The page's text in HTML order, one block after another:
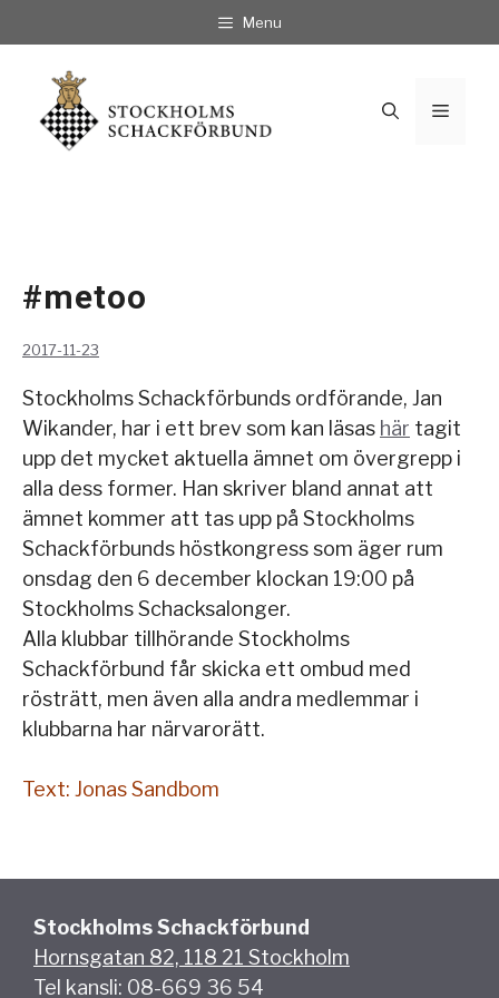
till
innehåll
Menu
Meny
#metoo
2017-11-23
Stockholms Schackförbunds ordförande, Jan
Wikander, har i ett brev som kan läsas här tagit
upp det mycket aktuella ämnet om övergrepp i
alla dess former. Han skriver bland annat att
ämnet kommer att tas upp på Stockholms
Schackförbunds höstkongress som äger rum
onsdag den 6 december klockan 19:00 på
Stockholms Schacksalonger.
Alla klubbar tillhörande Stockholms
Schackförbund får skicka ett ombud med
rösträtt, men även alla andra medlemmar i
klubbarna har närvarorätt.
Text: Jonas Sandbom
Stockholms Schackförbund
Hornsgatan 82, 118 21 Stockholm
Tel kansli: 08-669 36 54